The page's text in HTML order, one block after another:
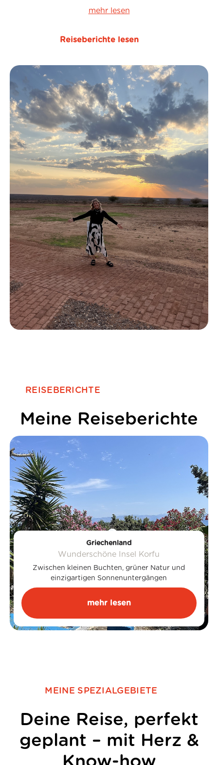
mehr lesen
Reiseberichte lesen
REISEBERICHTE
Meine Reiseberichte
Griechenland
Wunderschöne Insel Korfu
Zwischen kleinen Buchten, grüner Natur und
einzigartigen Sonnenuntergängen
mehr lesen
MEINE SPEZIALGEBIETE
Deine Reise, perfekt
geplant – mit Herz &
Know-how